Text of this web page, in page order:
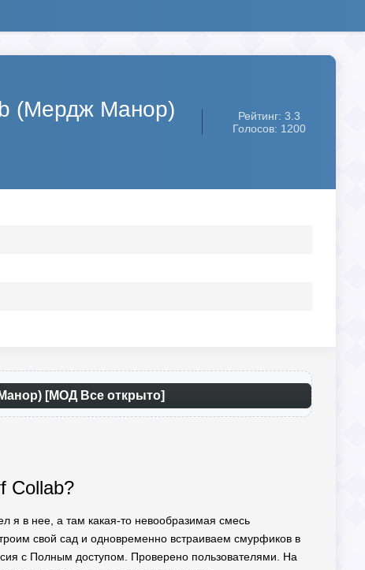
(Мердж Манор)
Рейтинг: 3.3
Голосов: 1200
[МОД Все открыто]
Collab?
я в нее, а там какая-то невообразимая смесь
свой сад и одновременно встраиваем смурфиков в
с Полным доступом. Проверено пользователями. На